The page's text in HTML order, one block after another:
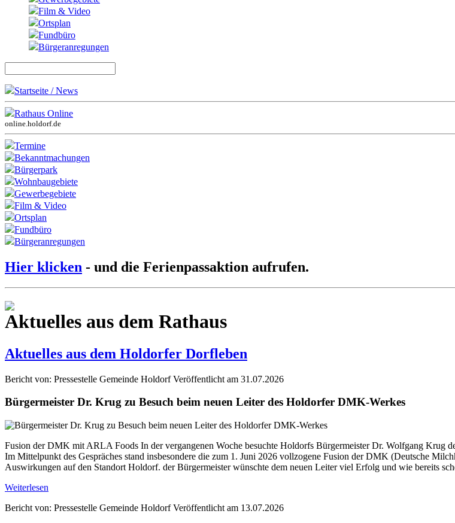
Film & Video
Ortsplan
Fundbüro
Bürgeranregungen
Startseite / News
Rathaus Online
online.holdorf.de
Termine
Bekanntmachungen
Bürgerpark
Wohnbaugebiete
Gewerbegebiete
Film & Video
Ortsplan
Fundbüro
Bürgeranregungen
Hier klicken - und die Ferienpassaktion aufrufen.
Aktuelles aus dem Rathaus
Aktuelles aus dem Holdorfer Dorfleben
Bericht von: Pressestelle Gemeinde Holdorf Veröffentlicht am 31.07.2026
Bürgermeister Dr. Krug zu Besuch beim neuen Leiter des Holdorfer DMK-Werkes
Fusion der DMK mit ARLA Foods In der vergangenen Woche besuchte Holdorfs Bürgermeister Dr. Wolfgang
Im Mittelpunkt des Gespräches stand insbesondere die zum 1. Juni 2026 vollzogene Fusion der DMK (Deutsche
Auswirkungen auf den Standort Holdorf. der Bürgermeister wünschte dem neuen Leiter viel Erfolg und wie bereits
Weiterlesen
Bericht von: Pressestelle Gemeinde Holdorf Veröffentlicht am 13.07.2026